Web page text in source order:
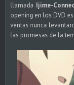
llamada Ijime-
opening en los DVD
ventas nunca
las promesas de la